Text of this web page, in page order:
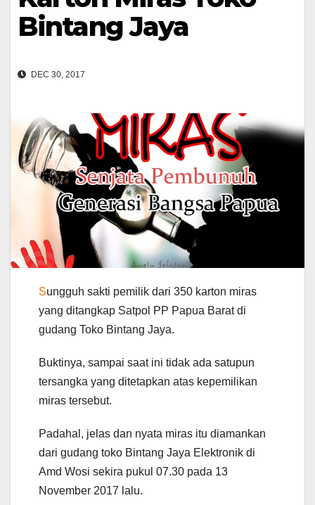
Bintang Jaya
DEC 30, 2017
Sungguh sakti pemilik dari 350 karton miras
yang ditangkap Satpol PP Papua Barat di
gudang Toko Bintang Jaya.
Buktinya, sampai saat ini tidak ada satupun
tersangka yang ditetapkan atas kepemilikan
miras tersebut.
Padahal, jelas dan nyata miras itu diamankan
dari gudang toko Bintang Jaya Elektronik di
Amd Wosi sekira pukul 07.30 pada 13
November 2017 lalu.